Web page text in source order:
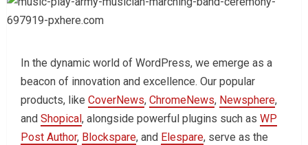
In the dynamic world of WordPress, we emerge as a
beacon of innovation and excellence. Our popular
products, like CoverNews, ChromeNews, Newsphere,
and Shopical , alongside powerful plugins such as WP
Post Author, Blockspare, and Elespare, serve as the